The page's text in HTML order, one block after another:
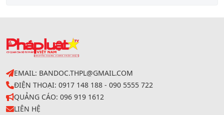
EMAIL: BANDOC.THPL@GMAIL.COM
ĐIỆN THOẠI: 0917 148 188 - 090 5555 722
QUẢNG CÁO: 096 919 1612
LIÊN HỆ